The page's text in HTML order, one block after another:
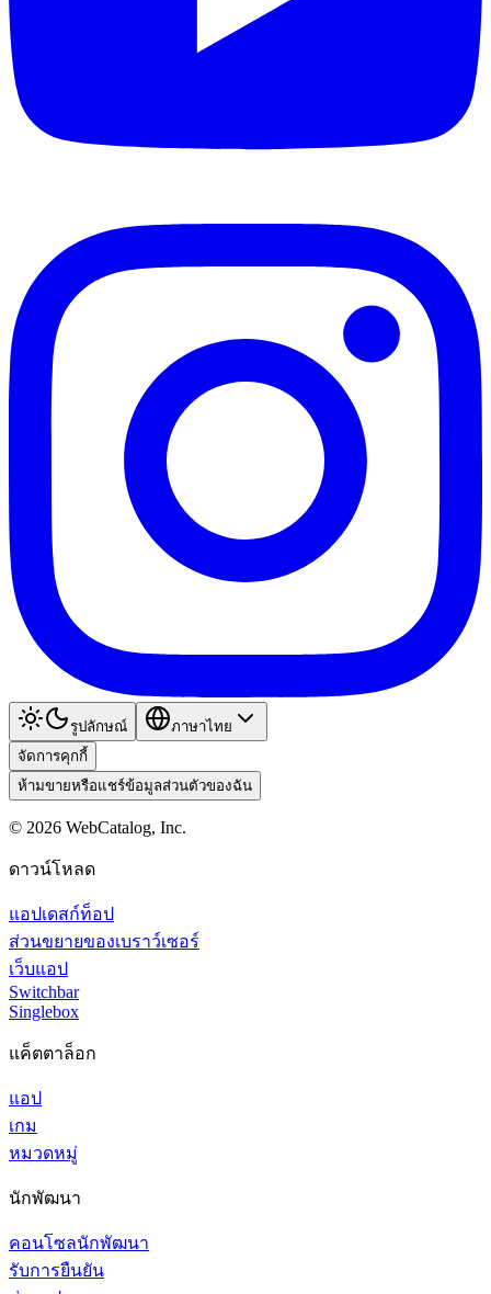
รูปลักษณ์
ภาษาไทย
จัดการคุกกี้
ห้ามขายหรือแชร์ข้อมูลส่วนตัวของฉัน
© 2026 WebCatalog, Inc.
ดาวน์โหลด
แอปเดสก์ท็อป
ส่วนขยายของเบราว์เซอร์
เว็บแอป
Switchbar
Singlebox
แค็ตตาล็อก
แอป
เกม
หมวดหมู่
นักพัฒนา
คอนโซลนักพัฒนา
รับการยืนยัน